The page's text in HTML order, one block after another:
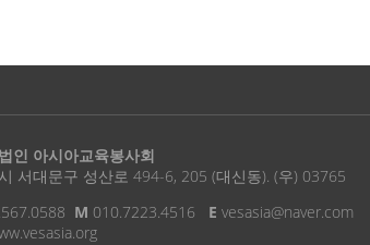
인 아시아교육봉사회
서대문구 성산로 494-6, 205 (대신동). (우) 03765
M 010.7223.4516 E vesasia@naver.com